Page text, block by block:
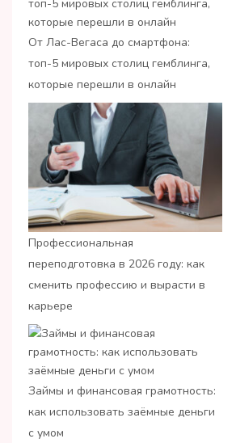
От Лас-Вегаса до смартфона:
топ-5 мировых столиц гемблинга,
которые перешли в онлайн
Профессиональная
переподготовка в 2026 году: как
сменить профессию и вырасти в
карьере
Займы и финансовая грамотность:
как использовать заёмные деньги
с умом